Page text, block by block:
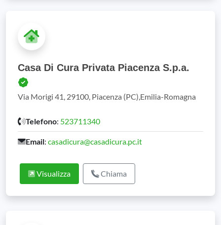
Casa Di Cura Privata Piacenza S.p.a.
Via Morigi 41, 29100, Piacenza (PC),Emilia-Romagna
Telefono: 523711340
Email: casadicura@casadicura.pc.it
Visualizza Chiama